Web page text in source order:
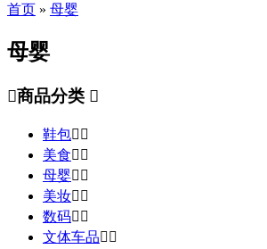
首页 » 母婴
母婴
商品分类 
鞋包 
美食 
母婴 
美妆 
数码 
文体车品 